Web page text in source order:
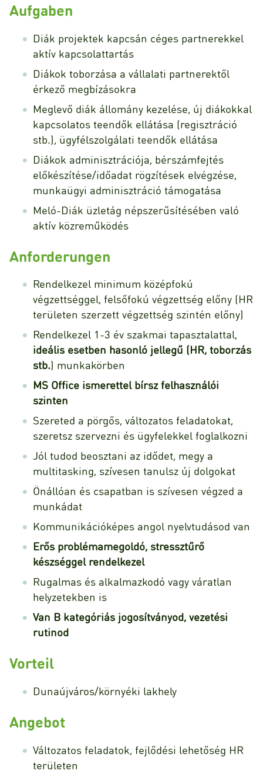
Aufgaben
Diák projektek kapcsán céges partnerekkel
aktív kapcsolattartás
Diákok toborzása a vállalati partnerektől
érkező megbízásokra
Meglevő diák állomány kezelése, új diákokkal
kapcsolatos teendők ellátása (regisztráció
stb.), ügyfélszolgálati teendők ellátása
Diákok adminisztrációja, bérszámfejtés
előkészítése/időadat rögzítések elvégzése,
munkaügyi adminisztráció támogatása
Meló-Diák üzletág népszerűsítésében való
aktív közreműködés
Anforderungen
Rendelkezel minimum középfokú
végzettséggel, felsőfokú végzettség előny (HR
területen szerzett végzettség szintén előny)
Rendelkezel 1-3 év szakmai tapasztalattal,
ideális esetben hasonló jellegű (HR, toborzás
stb.) munkakörben
MS Office ismerettel bírsz felhasználói
szinten
Szereted a pörgős, változatos feladatokat,
szeretsz szervezni és ügyfelekkel foglalkozni
Jól tudod beosztani az idődet, megy a
multitasking, szívesen tanulsz új dolgokat
Önállóan és csapatban is szívesen végzed a
munkádat
Kommunikációképes angol nyelvtudásod van
Erős problémamegoldó, stressztűrő
készséggel rendelkezel
Rugalmas és alkalmazkodó vagy váratlan
helyzetekben is
Van B kategóriás jogosítványod, vezetési
rutinod
Vorteil
Dunaújváros/környéki lakhely
Angebot
Változatos feladatok, fejlődési lehetőség HR
területen